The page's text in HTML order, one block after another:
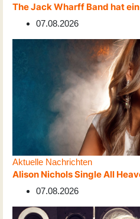
The Jack Wharff Band hat
07.08.2026
Aktuelle Nachrichten
Alison Nichols Single All
07.08.2026